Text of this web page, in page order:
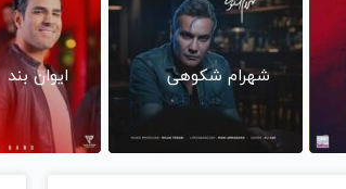
شهرام شکوهی ایوان بند